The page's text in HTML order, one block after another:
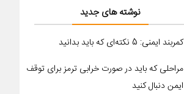
نوشته های جدید
کمربند ایمنی: 5 نکته‌ای که باید بدانید
مراحلی که باید در صورت خرابی ترمز برای توقف
ایمن دنبال کنید